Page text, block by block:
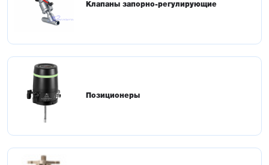
Клапаны запорно-регулирующие
Позиционеры